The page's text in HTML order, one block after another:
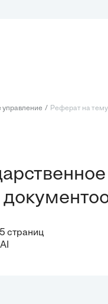
управление Реферат на
страниц